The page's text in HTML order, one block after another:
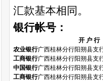
汇款基本相同。
银行帐号：
开 户 行
农业银行广西桂林分行阳朔县支
工商银行广西桂林分行阳朔县支
中国银行广西桂林分行阳朔县支
工商银行广西桂林分行阳朔县支